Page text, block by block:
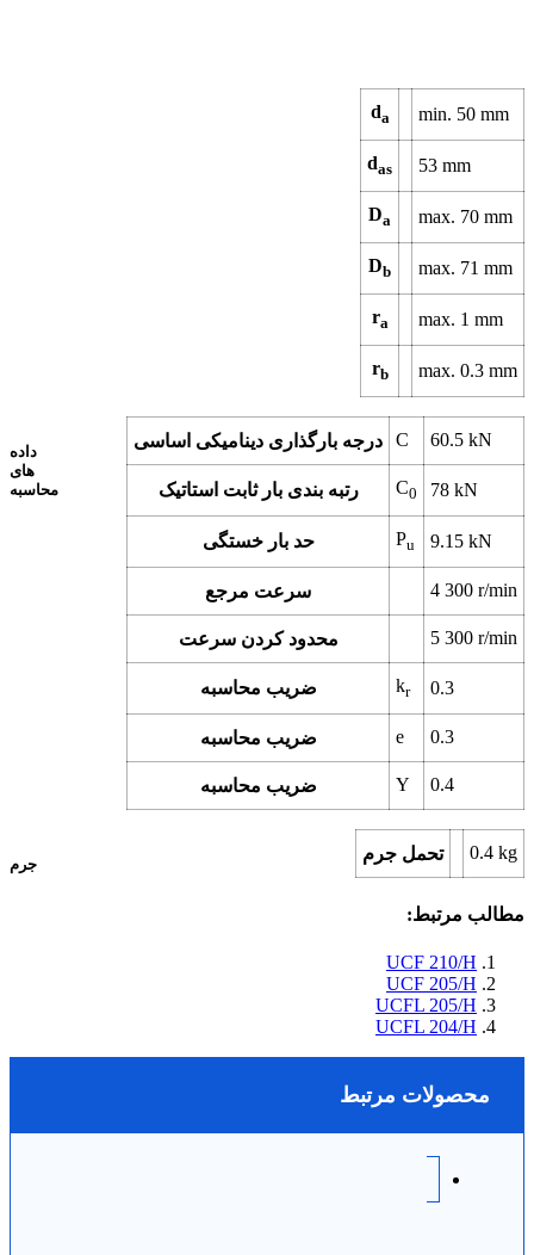
da min. 50 mm
das 53 mm
Da max. 70 mm
Db max. 71 mm
ra max. 1 mm
rb max. 0.3 mm
داده
های
محاسبه
درجه بارگذاری دینامیکی اساسی C 60.5 kN
رتبه بندی بار ثابت استاتیک C0 78 kN
حد بار خستگی Pu 9.15 kN
سرعت مرجع 4 300 r/min
محدود کردن سرعت 5 300 r/min
ضریب محاسبه kr 0.3
ضریب محاسبه e 0.3
ضریب محاسبه Y 0.4
جرم
تحمل جرم 0.4 kg
مطالب مرتبط:
UCF 210/H
UCF 205/H
UCFL 205/H
UCFL 204/H
محصولات مرتبط